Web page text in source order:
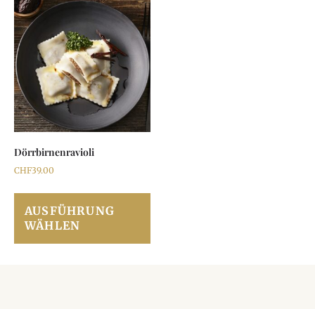
Dörrbirnenravioli
CHF39.00
AUSFÜHRUNG
WÄHLEN